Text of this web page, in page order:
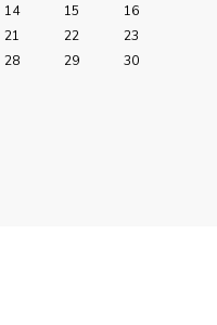
14 15
16
21 22
23
28 29
30